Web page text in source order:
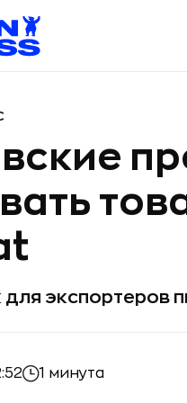
для экспортеров
1 минута